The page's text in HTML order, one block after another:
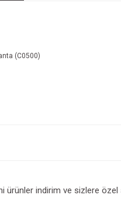
(C0500)
ürünler indirim ve sizlere